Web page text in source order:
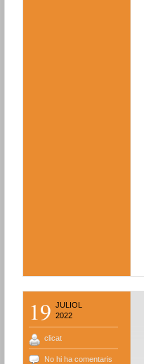
19 JULIOL
2022
clicat
No hi ha comentaris